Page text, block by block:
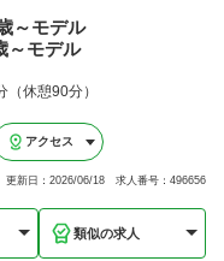
～モデル
～モデル
休憩90分）
アクセス
更新日：2026/06/18 求人番号：496656
類似の求人